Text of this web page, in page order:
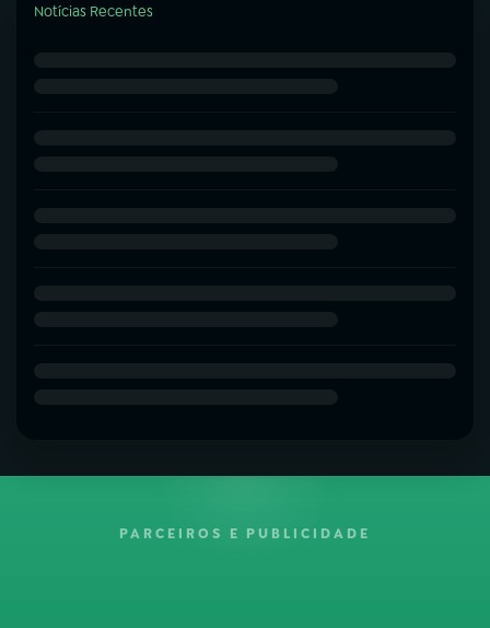
Notícias Recentes
PARCEIROS E PUBLICIDADE